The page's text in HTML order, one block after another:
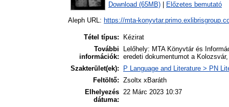
Download (65MB) Előzetes bemutató
Aleph URL: https://mta-
Tétel típus:
Kézirat
További
információk:
Lelőhely: MTA Könyvtár és
eredeti dokumentumot a
Szakterület(ek):
P Language and Literature > PN
Feltöltő: Zsoltx xBaráth
Elhelyezés
dátuma:
22 Márc 2023 10:37